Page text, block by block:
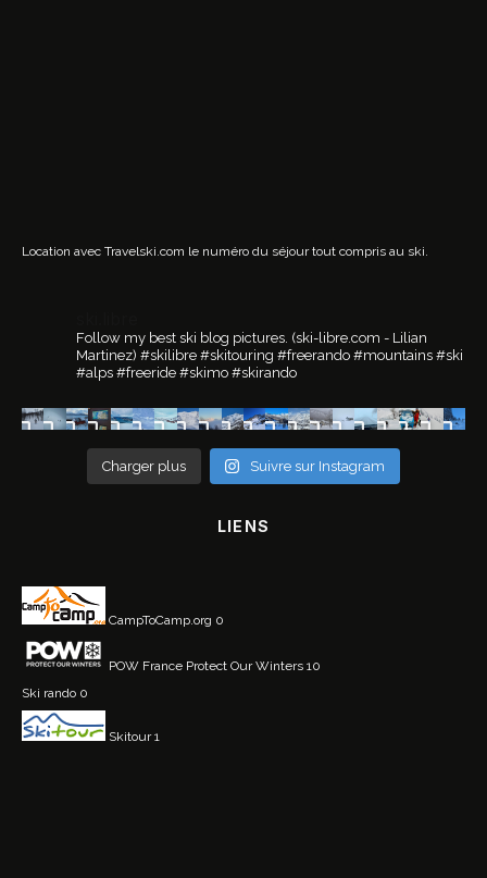
Location avec Travelski.com le numéro du séjour tout compris au ski.
Follow my best ski blog pictures. (ski-libre.com - Lilian
Martinez) #skilibre #skitouring #freerando #mountains #ski
#alps #freeride #skimo #skirando
Charger plus Suivre sur Instagram
LIENS
CampToCamp.org 0
POW France Protect Our Winters 10
Ski rando 0
Skitour1